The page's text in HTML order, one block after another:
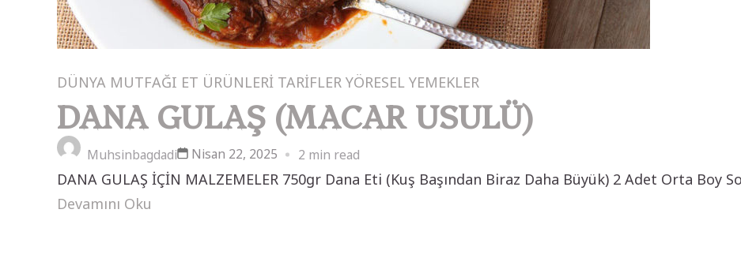
DÜNYA MUTFAĞI ET ÜRÜNLERİ TARİFLER YÖRESEL YEMEKLER
DANA GULAŞ (MACAR USULÜ)
Muhsinbagdadi Nisan 22, 2025 2 min read
DANA GULAŞ İÇİN MALZEMELER 750gr Dana Eti (Kuş Başından Biraz Daha Büyük) 2 Adet Orta Boy
Devamını Oku